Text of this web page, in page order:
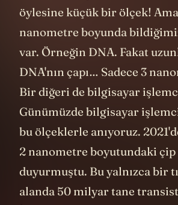
öylesine küçük bir ölçek!
nanometre boyunda
var. Örneğin DNA. Fakat
DNA'nın çapı… Sadece 3
Bir diğeri de bilgisayar
Günümüzde bilgisayar
bu ölçeklerle anıyoruz.
2 nanometre boyutundaki
duyurmuştu. Bu yalnızca bir
alanda 50 milyar tane